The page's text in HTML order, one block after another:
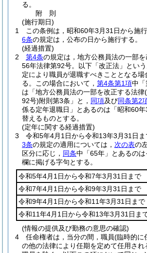
る。
附 則
(施行期日)
1
この条例は，昭和60年3月31日から施行
6条の規定は，公布の日から施行する。
(経過措置)
2
第4条の規定は，地方公務員法の一部
56年法律第92号。以下「改正法」とい
定により職員が退職すべきこととなる場
る。
この場合において， 第4条第1項中「
は「地方公務員法の一部を改正する法律
92号)附則第3条」と， 同項及び同条第2
係る定年退職日」とあるのは「昭和60
替えるものとする。
(定年に関する経過措置)
3
令和5年4月1日から令和13年3月31日
3条の規定の適用については， 次の表の
区分に応じ， 同条中「65年」とあるの
欄に掲げる字句とする。
令和5年4月1日から令和7年3月31日まで
令和7年4月1日から令和9年3月31日まで
令和9年4月1日から令和11年3月31日まで
令和11年4月1日から令和13年3月31日ま
(情報の提供及び勤務の意思の確認)
4
任命権者は，当分の間，職員(臨時的に
の他の法律により任期を定めて任用され